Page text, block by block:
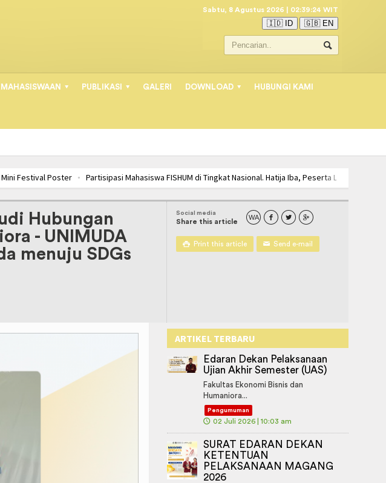
Sabtu, 8 Agustus 2026 | 02:39:25 WIT
🇮🇩 ID 🇬🇧 EN
PUBLIKASI GALERI DOWNLOAD HUBUNGI KAMI
Festival Poster
Partisipasi Mahasiswa FISHUM di Tingkat Nasional. Hatija Iba, Peserta Lomba Menulis
Social media
Share this article
WA   
 Print this article ✉ Send e-mail
Hubungan
- UNIMUDA
menuju SDGs
ARTIKEL TERBARU
Edaran Dekan Pelaksanaan
Ujian Akhir Semester (UAS)
Fakultas Ekonomi Bisnis dan
Humaniora...
Pengumuman
🕔 02 Juli 2026 | 10:03 am
SURAT EDARAN DEKAN
KETENTUAN
PELAKSANAAN MAGANG
2026